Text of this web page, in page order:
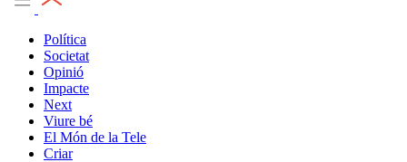
Política
Societat
Opinió
Impacte
Next
Viure bé
El Món de la Tele
Criar